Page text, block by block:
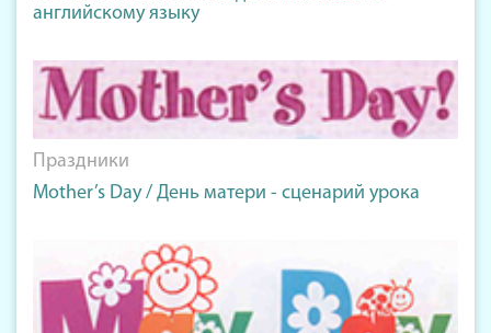
английскому языку
Праздники
Mother’s Day / День матери - сценарий урока